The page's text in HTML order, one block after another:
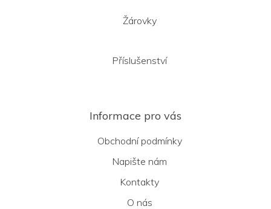
Žárovky
Příslušenství
Informace pro vás
Obchodní podmínky
Napište nám
Kontakty
O nás